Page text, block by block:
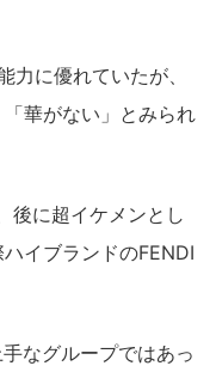
に優れていたが、
華がない」とみられ
後に超イケメンとし
イブランドのFENDI
なグループではあっ